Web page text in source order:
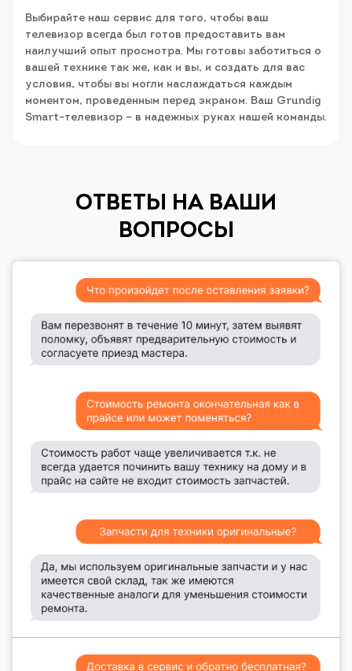
Выбирайте наш сервис для того, чтобы ваш
телевизор всегда был готов предоставить вам
наилучший опыт просмотра. Мы готовы заботиться о
вашей технике так же, как и вы, и создать для вас
условия, чтобы вы могли наслаждаться каждым
моментом, проведенным перед экраном. Ваш Grundig
Smart-телевизор – в надежных руках нашей команды.
ОТВЕТЫ НА ВАШИ
ВОПРОСЫ